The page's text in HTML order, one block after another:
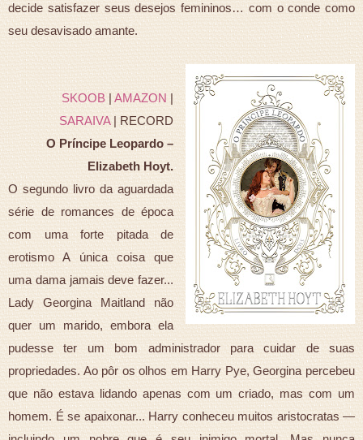
decide satisfazer seus desejos femininos… com o conde como
seu desavisado amante.
SKOOB |AMAZON |
SARAIVA| RECORD
O Príncipe Leopardo –
Elizabeth Hoyt.
O segundo livro da aguardada
série de romances de época
com uma forte pitada de
erotismo A única coisa que
uma dama jamais deve fazer...
Lady Georgina Maitland não
quer um marido, embora ela
pudesse ter um bom administrador para cuidar de suas
propriedades. Ao pôr os olhos em Harry Pye, Georgina percebeu
que não estava lidando apenas com um criado, mas com um
homem. É se apaixonar... Harry conheceu muitos aristocratas —